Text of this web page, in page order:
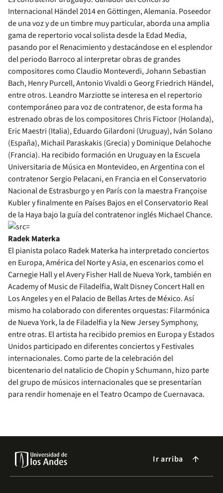
Internacional Händel 2014 en Göttingen, Alemania. Poseedor
de una voz y de un timbre muy particular, aborda una amplia
gama de repertorio vocal solista desde la Edad Media,
pasando por el Renacimiento y destacándose en el esplendor
del periodo Barroco al interpretar obras de grandes
compositores como Claudio Monteverdi, Johann Sebastian
Bach, Henry Purcell, Antonio Vivaldi o Georg Friedrich Händel,
entre otros. Leandro Marziotte se interesa en el repertorio
contemporáneo para voz de contratenor, de esta forma ha
estrenado obras de los compositores Chris Fictoor (Holanda),
Eric Maestri (Italia), Eduardo Gilardoni (Uruguay), Iván Solano
(España), Michail Paraskakis (Grecia) y Dominique Delahoche
(Francia). Ha recibido formación en Uruguay en la Escuela
Universitaria de Música en Montevideo, en Argentina con el
contratenor Sergio Pelacani, en Francia en el Conservatorio
Nacional de Estrasburgo y en París con la maestra Françoise
Kubler y finalmente en Países Bajos en el Conservatorio Real
de la Haya bajo la guía del contratenor inglés Michael Chance.
Radek Materka
El pianista polaco Radek Materka ha interpretado conciertos
en Europa, América del Norte y Asia, en escenarios como el
Carnegie Hall y el Avery Fisher Hall de Nueva York, también en
Academy of Music de Filadelfia, Walt Disney Concert Hall en
Los Angeles y en el Palacio de Bellas Artes de México. Así
mismo ha colaborado con diferentes orquestas: Filarmónica
de Nueva York, la de Filadelfia y la New Jersey Symphony,
entre otras. El artista ha recibido premios en Europa y Estados
Unidos participado en diferentes conciertos y Festivales
internacionales. Como parte de la celebración del
bicentenario del natalicio de Chopin y Schumann, hizo parte
del grupo de músicos internacionales que se presentarían
para rendir homenaje en el Teatro Ocampo de Cuernavaca.
Ir arriba arrow_forward